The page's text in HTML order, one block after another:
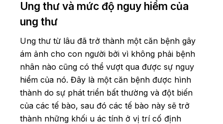
Ung thư và mức độ nguy hiểm của
ung thư
Ung thư từ lâu đã trở thành một căn bệnh gây
ám ảnh cho con người bởi vì không phải bệnh
nhân nào cũng có thể vượt qua được sự nguy
hiểm của nó. Đây là một căn bệnh được hình
thành do sự phát triển bất thường và đột biến
của các tế bào, sau đó các tế bào này sẽ trở
thành những khối u ác tính ở vị trí cố định